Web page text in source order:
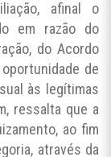
afinal o
em razão do
do Acordo
de
às legítimas
ressalta que a
ao fim
através da